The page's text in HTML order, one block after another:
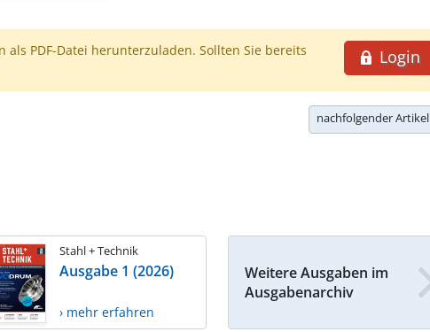
Login
PDF-Datei herunterzuladen. Sollten Sie bereits
nachfolgender Artikel
Stahl + Technik
Ausgabe 1 (2026)
› mehr erfahren
Weitere Ausgaben im
Ausgabenarchiv